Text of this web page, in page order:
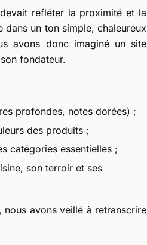
refléter la proximité et la
dans un ton simple, chaleureux
avons donc imaginé un site
fondateur.
profondes, notes dorées) ;
des produits ;
catégories essentielles ;
son terroir et ses
avons veillé à retranscrire